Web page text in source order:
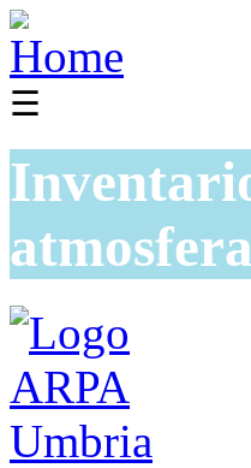
☰